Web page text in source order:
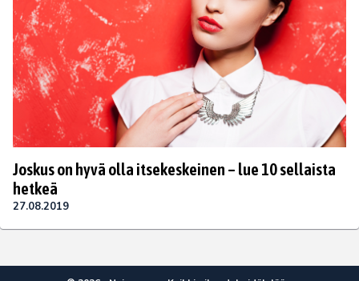
Joskus on hyvä olla itsekeskeinen – lue 10 sellaista
hetkeä
27.08.2019